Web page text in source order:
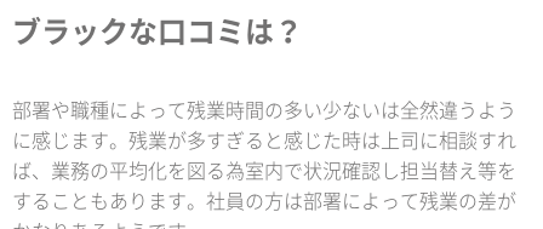
ブラックな口コミは？
部署や職種によって残業時間の多い少ないは全然違うよう
に感じます。残業が多すぎると感じた時は上司に相談すれ
ば、業務の平均化を図る為室内で状況確認し担当替え等を
することもあります。社員の方は部署によって残業の差が